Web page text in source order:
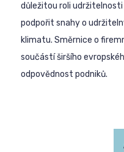
důležitou roli
podpořit snahy o
klimatu. Směrnice o
součástí širšího
odpovědnost podniků.